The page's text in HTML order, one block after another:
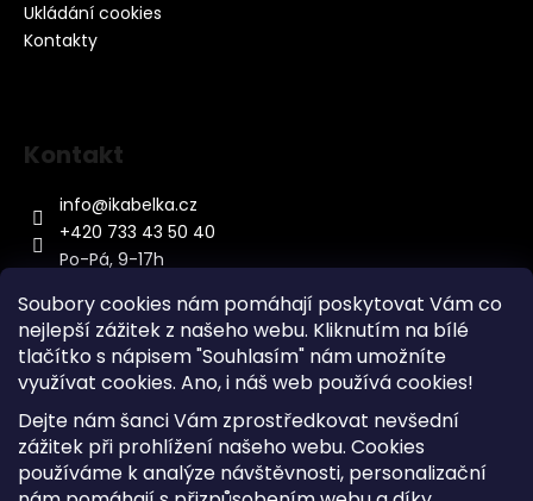
Soubory cookies nám pomáhají poskytovat Vám co
nejlepší zážitek z našeho webu. Kliknutím na bílé
tlačítko s nápisem "Souhlasím" nám umožníte
využívat cookies. Ano, i náš web používá cookies!
Dejte nám šanci Vám zprostředkovat nevšední
zážitek při prohlížení našeho webu. Cookies
používáme k analýze návštěvnosti, personalizační
Ukládání cookies
Kontakty
Kontakt
info@ikabelka.cz
+420 733 43 50 40
Po-Pá, 9-17h
Kontakt
Sitemap
Doprava a Platba